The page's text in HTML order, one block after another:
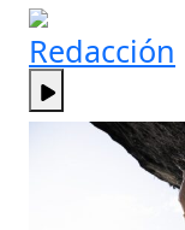
Redacción